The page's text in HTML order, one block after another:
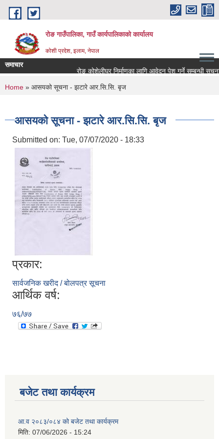
Skip to main content
रोङ गाउँपालिका, गाउँ कार्यपालिकाको कार्यालय
कोशी प्रदेश, इलाम, नेपाल
समाचार
रोङ कोशेलीघर निर्माणका लागि आवेदन पेश गर्ने सम्बन्धी सूचना.
You are here
Home » आसयको सूचना - झटारे आर.सि.सि. बृज
आसयको सूचना - झटारे आर.सि.सि. बृज
Submitted on: Tue, 07/07/2020 - 18:33
प्रकार:
सार्वजनिक खरीद / बोलपत्र सूचना
आर्थिक वर्ष:
७६/७७
बजेट तथा कार्यक्रम
आ.व २०८३/०८४ को बजेट तथा कार्यक्रम
मिति: 07/06/2026 - 15:24